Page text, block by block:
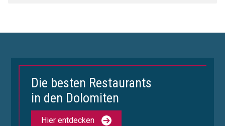
Die besten Restaurants
in den Dolomiten
Hier entdecken